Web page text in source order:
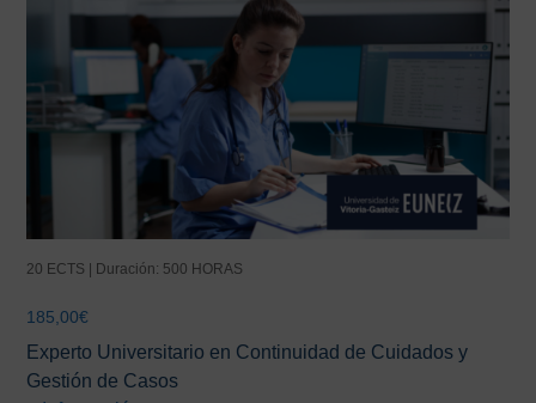
20 ECTS | Duración: 500 HORAS
185,00€
Experto Universitario en Continuidad de Cuidados y
Gestión de Casos